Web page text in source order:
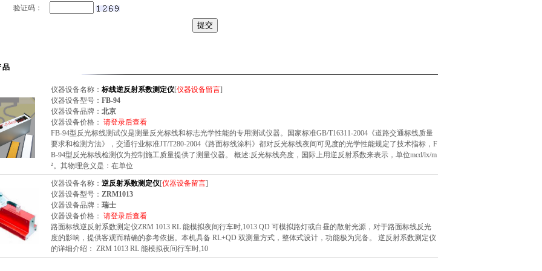
验证码：
仪器设备名称： 标线逆反射系数测定仪[仪器设备留言]
仪器设备型号： FB-94
仪器设备品牌： 北京
仪器设备价格： 请登录后查看
FB-94型反光标线测试仪是测量反光标线和标志光学性能的专用测试仪器。国家标准GB/T16311-2004《道路交通标线质量
要求和检测方法》，交通行业标准JT/T280-2004《路面标线涂料》都对反光标线夜间可见度的光学性能规定了技术指标，F
B-94型反光标线检测仪为控制施工质量提供了测量仪器。 概述:反光标线亮度，国际上用逆反射系数来表示，单位mcd/lx/m
²。其物理意义是：在单位
仪器设备名称： 逆反射系数测定仪[仪器设备留言]
仪器设备型号： ZRM1013
仪器设备品牌： 瑞士
仪器设备价格： 请登录后查看
路面标线逆反射系数测定仪ZRM 1013 RL 能模拟夜间行车时,1013 QD 可模拟路灯或白昼的散射光源，对于路面标线反光
度的影响，提供客观而精确的参考依据。本机具备 RL+QD 双测量方式，整体式设计，功能极为完备。 逆反射系数测定仪
的详细介绍： ZRM 1013 RL 能模拟夜间行车时,10